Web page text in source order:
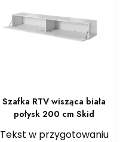
Szafka RTV wisząca biała
połysk 200 cm Skid
Tekst w przygotowaniu